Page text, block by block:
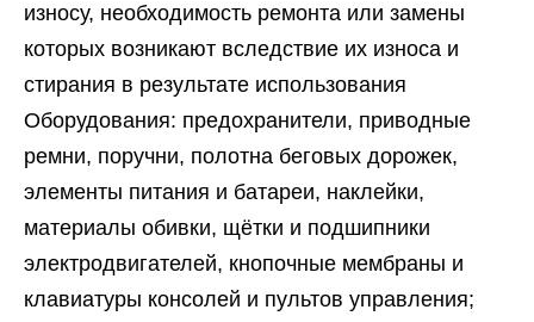
износу, необходимость ремонта или замены
которых возникают вследствие их износа и
стирания в результате использования
Оборудования: предохранители, приводные
ремни, поручни, полотна беговых дорожек,
элементы питания и батареи, наклейки,
материалы обивки, щётки и подшипники
электродвигателей, кнопочные мембраны и
клавиатуры консолей и пультов управления;